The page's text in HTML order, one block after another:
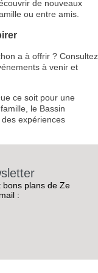
de nouveaux
ou entre amis.
a à offrir ? Consultez
à venir et
ce soit pour une
le Bassin
des expériences
bons plans de Ze
: